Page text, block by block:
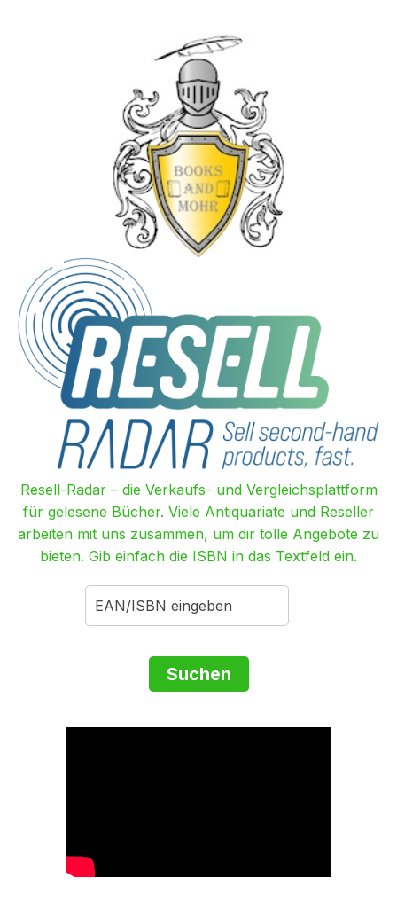
Resell-Radar – die Verkaufs- und Vergleichsplattform
für gelesene Bücher. Viele Antiquariate und Reseller
arbeiten mit uns zusammen, um dir tolle Angebote zu
bieten. Gib einfach die ISBN in das Textfeld ein.